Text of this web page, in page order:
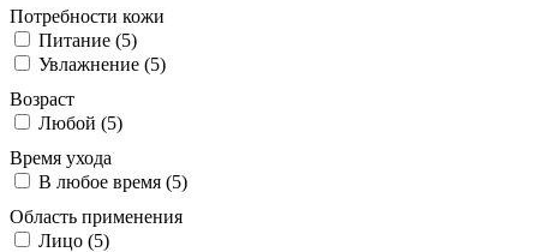
Потребности кожи
Питание (5)
Увлажнение (5)
Возраст
Любой (5)
Время ухода
В любое время (5)
Область применения
Лицо (5)